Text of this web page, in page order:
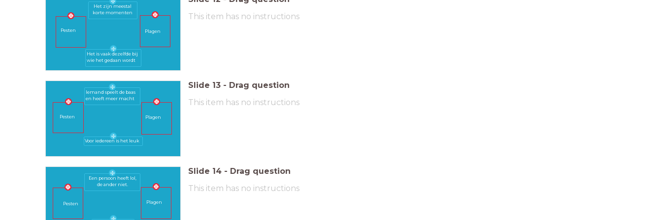
Pesten Plagen
Het zijn meestal
korte momenten
Het is vaak dezelfde bij
wie het gedaan wordt
This item has no instructions
Pesten Plagen
Iemand speelt de baas
en heeft meer macht
Voor iedereen is het leuk
Slide 13 - Drag question
This item has no instructions
Pesten Plagen
Een persoon heeft lol,
de ander niet.
Slide 14 - Drag question
This item has no instructions